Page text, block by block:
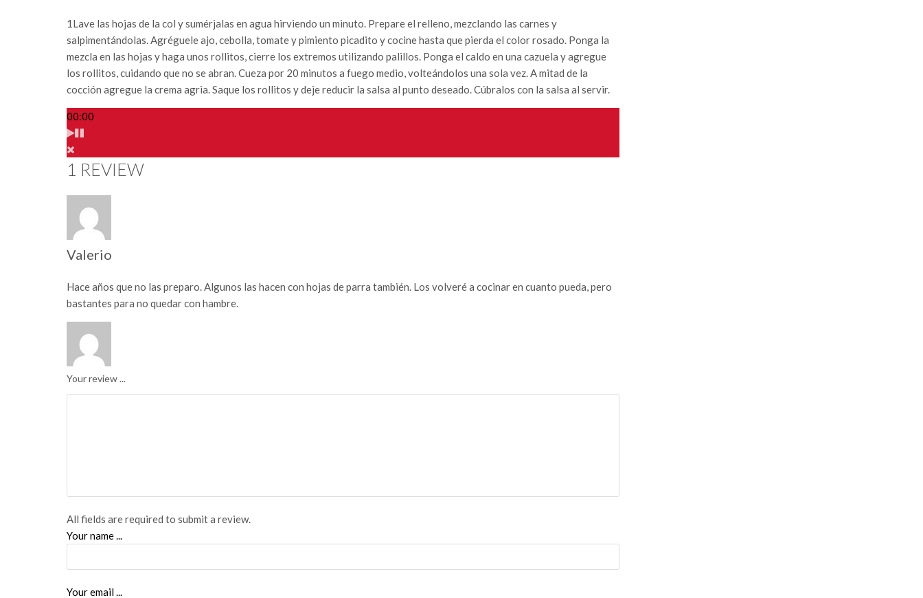
1Lave las hojas de la col y sumérjalas en agua hirviendo un minuto. Prepare el relleno, mezclando las carnes y
salpimentándolas. Agréguele ajo, cebolla, tomate y pimiento picadito y cocine hasta que pierda el color rosado. Ponga la
mezcla en las hojas y haga unos rollitos, cierre los extremos utilizando palillos. Ponga el caldo en una cazuela y agregue
los rollitos, cuidando que no se abran. Cueza por 20 minutos a fuego medio, volteándolos una sola vez. A mitad de la
cocción agregue la crema agria. Saque los rollitos y deje reducir la salsa al punto deseado. Cúbralos con la salsa al servir.
00:00
1 REVIEW
Valerio
Hace años que no las preparo. Algunos las hacen con hojas de parra también. Los volveré a cocinar en cuanto pueda, pero
bastantes para no quedar con hambre.
Your review ...
All fields are required to submit a review.
Your name ...
Your email ...